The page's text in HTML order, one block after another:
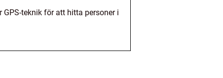
teknik för att hitta personer i